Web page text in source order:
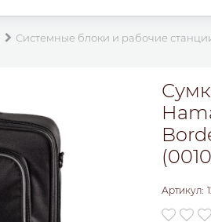
Системные блоки и рабочие
Артикул: